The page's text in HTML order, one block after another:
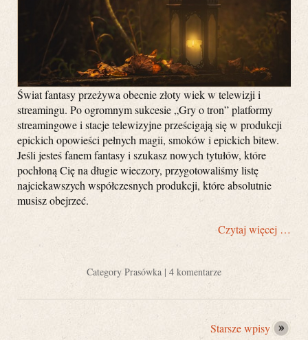
Świat fantasy przeżywa obecnie złoty wiek w telewizji i
streamingu. Po ogromnym sukcesie „Gry o tron” platformy
streamingowe i stacje telewizyjne prześcigają się w produkcji
epickich opowieści pełnych magii, smoków i epickich bitew.
Jeśli jesteś fanem fantasy i szukasz nowych tytułów, które
pochłoną Cię na długie wieczory, przygotowaliśmy listę
najciekawszych współczesnych produkcji, które absolutnie
musisz obejrzeć.
Czytaj więcej …
Category Prasówka | 4 komentarze
Starsze wpisy